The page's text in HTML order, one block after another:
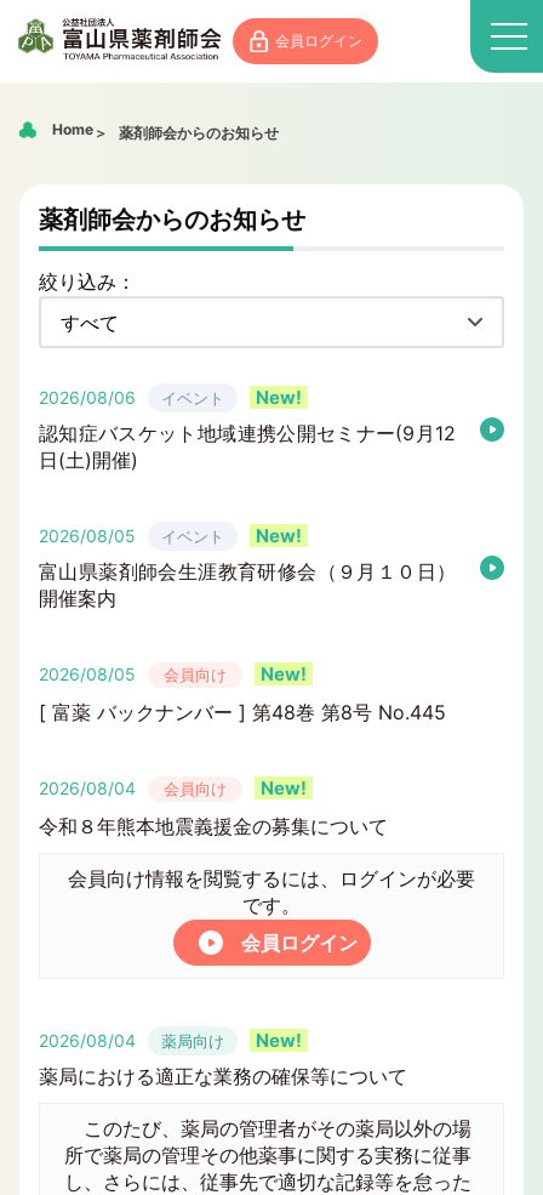
会員ログイン
Home 薬剤師会からのお知らせ
薬剤師会からのお知らせ
絞り込み：
2026/08/06 イベント
認知症バスケット地域連携公開セミナー(9月12
日(土)開催)
2026/08/05 イベント
富山県薬剤師会生涯教育研修会（９月１０日）
開催案内
2026/08/05 会員向け
[ 富薬 バックナンバー ] 第48巻 第8号 No.445
2026/08/04 会員向け
令和８年熊本地震義援金の募集について
会員向け情報を閲覧するには、ログインが必要
です。
会員ログイン
2026/08/04 薬局向け
薬局における適正な業務の確保等について
このたび、薬局の管理者がその薬局以外の場
所で薬局の管理その他薬事に関する実務に従事
し、さらには、従事先で適切な記録等を怠った